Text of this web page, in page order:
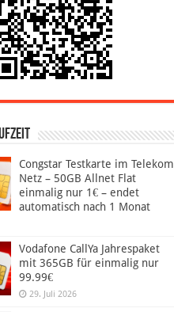
Congstar Testkarte im Telekom
Netz – 50GB Allnet Flat
einmalig nur 1€ – endet
automatisch nach 1 Monat
Vodafone CallYa Jahrespaket
mit 365GB für einmalig nur
99.99€
29. Juli 2026